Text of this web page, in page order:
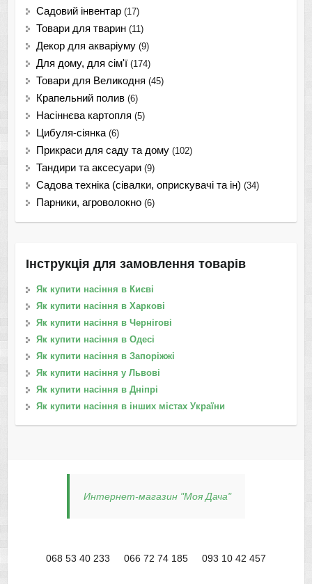
Садовий інвентар (17)
Товари для тварин (11)
Декор для акваріуму (9)
Для дому, для сім'ї (174)
Товари для Великодня (45)
Крапельний полив (6)
Насіннєва картопля (5)
Цибуля-сіянка (6)
Прикраси для саду та дому (102)
Тандири та аксесуари (9)
Садова техніка (сівалки, оприскувачі та ін) (34)
Парники, агроволокно (6)
Інструкція для замовлення товарів
Як купити насіння в Києві
Як купити насіння в Харкові
Як купити насіння в Чернігові
Як купити насіння в Одесі
Як купити насіння в Запоріжжі
Як купити насіння у Львові
Як купити насіння в Дніпрі
Як купити насіння в інших містах України
Интернет-магазин "Моя Дача"
068 53 40 233 066 72 74 185 093 10 42 457